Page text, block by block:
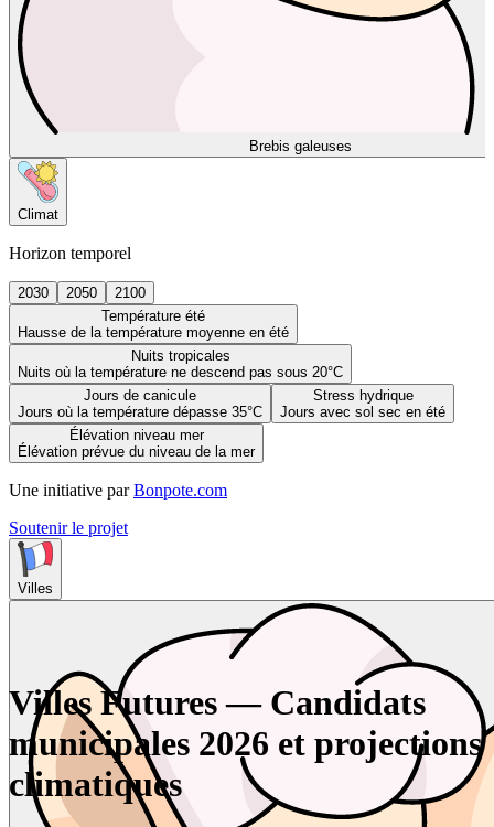
Brebis galeuses
Climat
Horizon temporel
2030 2050
2100
Température été
Hausse de la température moyenne en été
Nuits tropicales
Nuits où la température ne descend pas sous 20°C
Jours de canicule
Jours où la température dépasse 35°C
Stress hydrique
Jours avec sol sec en été
Élévation niveau mer
Élévation prévue du niveau de la mer
Une initiative par Bonpote.com
Soutenir le projet
Villes
Villes Futures — Candidats
municipales 2026 et projections
climatiques